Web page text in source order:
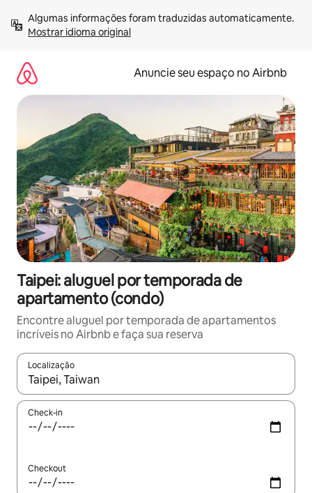
para
Mostrar idioma original
Anuncie seu espaço no Airbnb
Taipei: aluguel por temporada de
apartamento (condo)
Encontre aluguel por temporada de apartamentos
incríveis no Airbnb e faça sua reserva
Localização
Quando os resultados estiverem disponíveis, explore-os
Check-in
Checkout